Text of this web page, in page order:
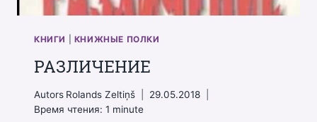
КНИГИ КНИЖНЫЕ ПОЛКИ
РАЗЛИЧЕНИЕ
Autors Rolands Zeltiņš
29.05.2018
Время чтения: 1 minute